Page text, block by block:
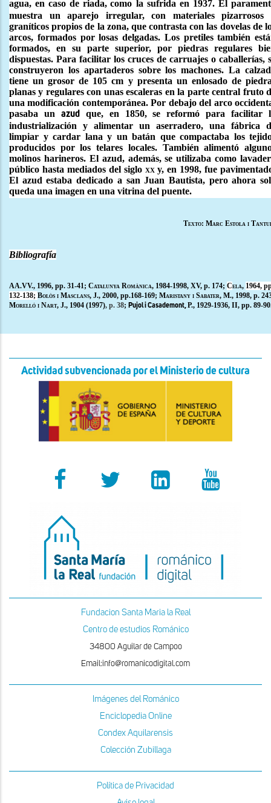
agua, en caso de riada, como la sufrida en 1937. El
muestra un aparejo irregular, con materiales pizarrosos
graníticos propios de la zona, que contrasta con las dovelas de
arcos, formados por losas delgadas. Los pretiles también
formados, en su parte superior, por piedras regulares
dispuestas. Para facilitar los cruces de carruajes o caballerías,
construyeron los apartaderos sobre los machones. La
tiene un grosor de 105 cm y presenta un enlosado de
planas y regulares con unas escaleras en la parte central fruto
una modificación contemporánea. Por debajo del arco
pasaba un azud que, en 1850, se reformó para facilitar
industrialización y alimentar un aserradero, una fábrica
limpiar y cardar lana y un batán que compactaba los
producidos por los telares locales. También alimentó
molinos harineros. El azud, además, se utilizaba como
público hasta mediados del siglo xxy, en 1998, fue
El azud estaba dedicado a san Juan Bautista, pero ahora
queda una imagen en una vitrina del puente.
Texto: Marc Estola i
Bibliografía
AA.VV., 1996, pp. 31-41; Catalunya Romànica, 1984-1998, XV, p. 174; Cela, 1964,
132-138; Bolòs i Masclans, J., 2000, pp.168-169; Maristany i Sabater, M., 1998, p.
Morelló i Nart, J., 1904 (1997), p. 38; Pujol i Casademont,P., 1929-1936, II, pp. 89-90
Actividad subvencionada por el Ministerio de cultura
Fundacion Santa Maria la Real
Centro de estudios Románico
34800 Aguilar de Campoo
Email:info@romanicodigital.com
Imágenes del Románico
Enciclopedia Online
Condex Aquilarensis
Colección Zubillaga
Política de Privacidad